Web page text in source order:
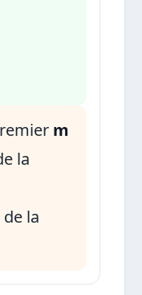
m
la
la